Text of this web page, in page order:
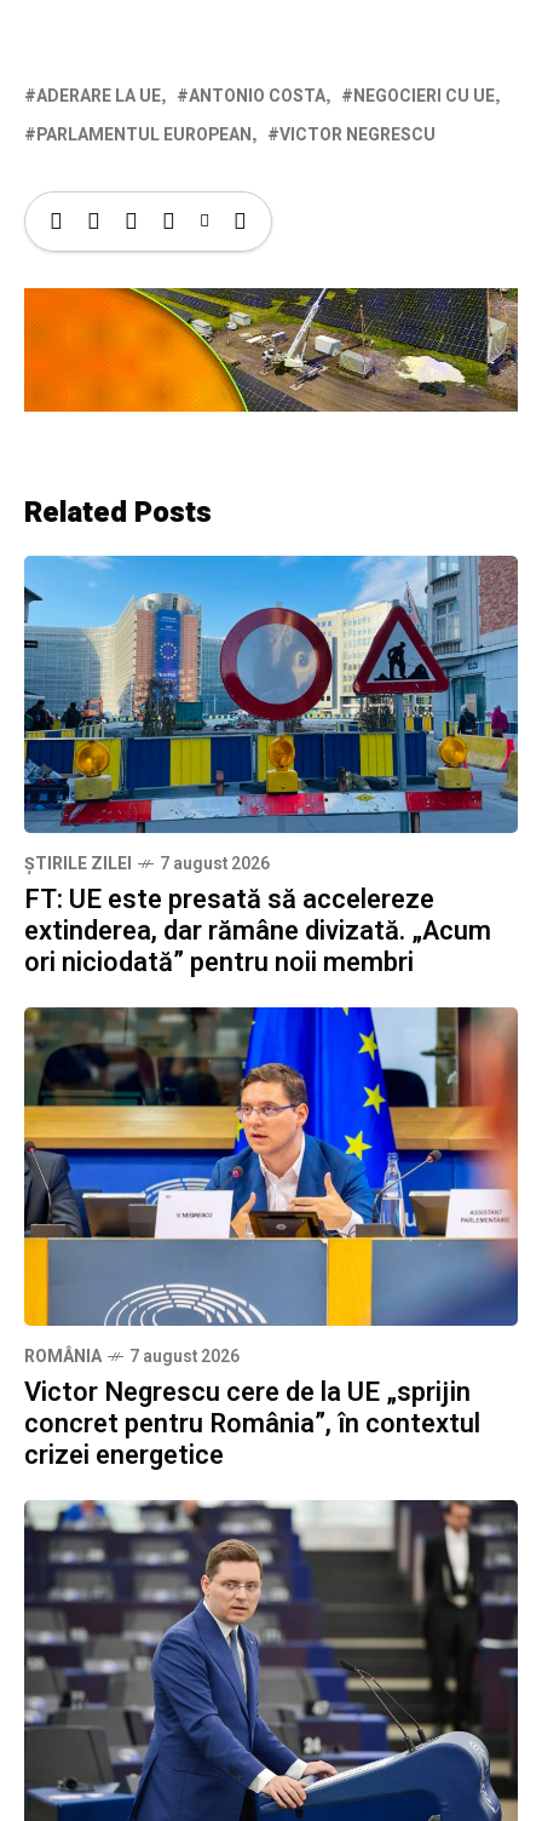
ADERARE LA UE ANTONIO COSTA
NEGOCIERI CU UE
PARLAMENTUL EUROPEAN
VICTOR NEGRESCU
Related Posts
ȘTIRILE ZILEI 7 august 2026
FT: UE este presată să accelereze
extinderea, dar rămâne divizată. „Acum
ori niciodată” pentru noii membri
ROMÂNIA 7 august 2026
Victor Negrescu cere de la UE „sprijin
concret pentru România”, în contextul
crizei energetice